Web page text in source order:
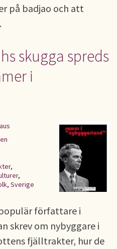
på badjao och att
skugga spreds
i
,
,
, Sverige
författare i
skrev om nybyggare i
fjälltrakter, hur de